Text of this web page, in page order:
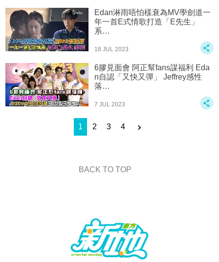
Edan淋雨️唔怕樣衰為MV學劍道一
年一首E式情歌打造「E先生」
系…
18 JUL 2023
6膠見面會 阿正幫fans謀福利 Eda
n自認「又快又彈」️ Jeffrey感性
落…
7 JUL 2023
1 2 3 4
BACK TO TOP